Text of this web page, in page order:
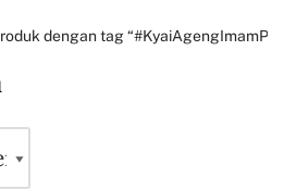
dengan tag